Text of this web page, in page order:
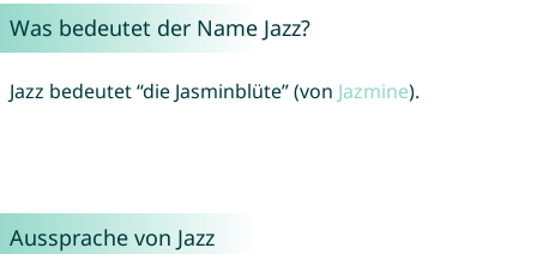
Was bedeutet der Name Jazz?
Jazz bedeutet “die Jasminblüte” (von Jazmine).
Aussprache von Jazz